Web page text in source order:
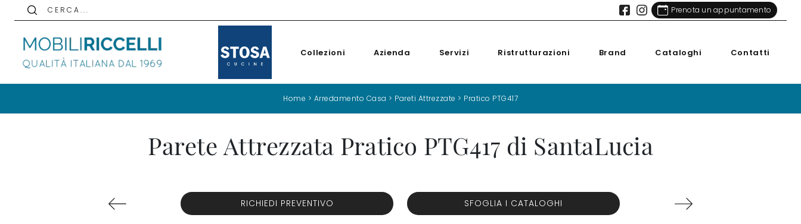
C E R C A . . . Prenota un appuntamento
Collezioni Azienda Servizi Ristrutturazioni Brand Cataloghi Contatti
Home > Arredamento Casa > Pareti Attrezzate > Pratico PTG417
Parete Attrezzata Pratico PTG417 di SantaLucia
RICHIEDI PREVENTIVO SFOGLIA I CATALOGHI